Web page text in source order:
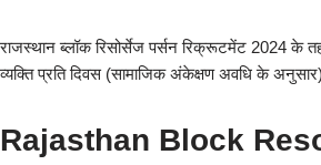
राजस्थान ब्लॉक रिसोर्सेज पर्सन रिक्रूटमेंट 2024 के
व्यक्ति प्रति दिवस (सामाजिक अंकेक्षण अवधि के अनुसार)
Rajasthan Block